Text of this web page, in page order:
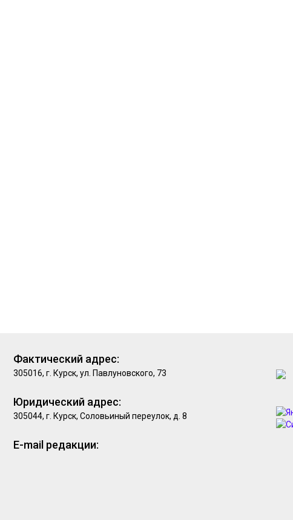
Фактический адрес:
305016, г. Курск, ул. Павлуновского, 73
Юридический адрес:
305044, г. Курск, Соловьиный переулок, д. 8
E-mail редакции: